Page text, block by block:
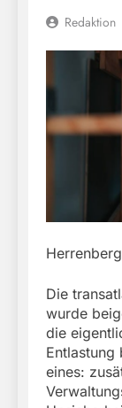
Redaktion
Die
wurde
die
eines: